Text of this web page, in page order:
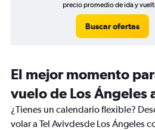
precio promedio de ida y
Buscar ofertas
El mejor momento
vuelo de Los Ángeles
¿Tienes un calendario flexible?
volar a Tel Avivdesde Los Ángeles